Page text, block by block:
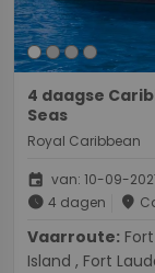
4 daagse
Seas
Royal Caribbean
event van: 10-09-
schedule 4 dagen place
Vaarroute:
Island , Fort